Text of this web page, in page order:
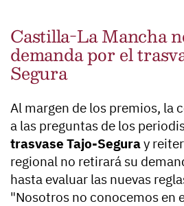
Castilla-La Mancha
demanda por el
Segura
Al margen de los premios, la
a las preguntas de los
trasvase Tajo-Seguray
regional no retirará su
hasta evaluar las nuevas
"Nosotros no conocemos en